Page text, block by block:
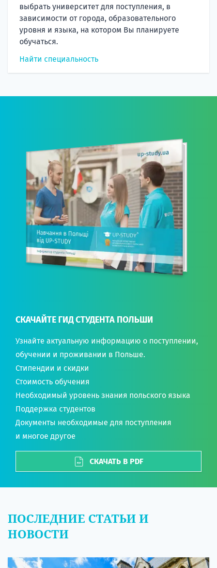
выбрать университет для поступления, в
зависимости от города, образовательного
уровня и языка, на котором Вы планируете
обучаться.
Найти специальность
СКАЧАЙТЕ ГИД СТУДЕНТА ПОЛЬШИ
Узнайте актуальную информацию о поступлении,
обучении и проживании в Польше.
Стипендии и скидки
Стоимость обучения
Необходимый уровень знания польского языка
Поддержка студентов
Документы необходимые для поступления
и многое другое
СКАЧАТЬ В PDF
ПОСЛЕДНИЕ СТАТЬИ И
НОВОСТИ